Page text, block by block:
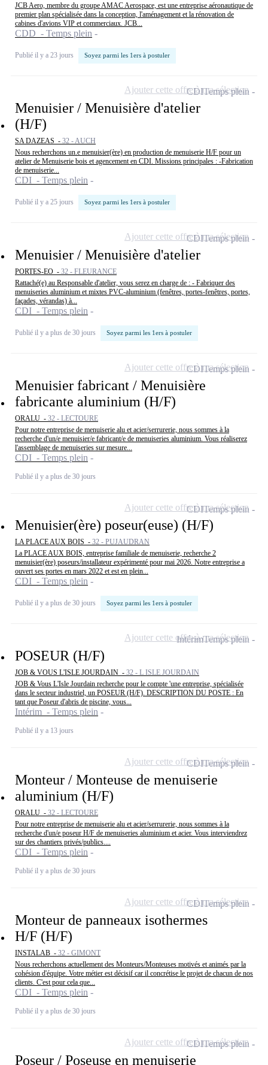
JCB Aero, membre du groupe AMAC Aerospace, est une entreprise aéronautique de
premier plan spécialisée dans la conception, l'aménagement et la rénovation de
cabines d'avions VIP et commerciaux. JCB...
CDD - Temps plein
Publié il y a 23 jours Soyez parmi les 1ers à postuler
Menuisier / Menuisière d'atelier
(H/F)
SA DAZEAS - 32 - AUCH
Nous recherchons un.e menuisier(ère) en production de menuiserie H/F pour un
atelier de Menuiserie bois et agencement en CDI. Missions principales : -Fabrication
de menuiserie...
CDI - Temps plein
Publié il y a 25 jours Soyez parmi les 1ers à postuler
CDITemps plein
Ajouter cette offre à ma sélection
Menuisier / Menuisière d'atelier
PORTES-EO - 32 - FLEURANCE
Rattaché(e) au Responsable d'atelier, vous serez en charge de : - Fabriquer des
menuiseries aluminium et mixtes PVC-aluminium (fenêtres, portes-fenêtres, portes,
façades, vérandas) à...
CDI - Temps plein
Publié il y a plus de 30 jours Soyez parmi les 1ers à postuler
CDITemps plein
Ajouter cette offre à ma sélection
Menuisier fabricant / Menuisière
fabricante aluminium (H/F)
ORALU - 32 - LECTOURE
Pour notre entreprise de menuiserie alu et acier/serrurerie, nous sommes à la
recherche d'un/e menuisier/e fabricant/e de menuiseries aluminium. Vous réaliserez
l'assemblage de menuiseries sur mesure...
CDI - Temps plein
Publié il y a plus de 30 jours
CDITemps plein
Ajouter cette offre à ma sélection
Menuisier(ère) poseur(euse) (H/F)
LA PLACE AUX BOIS - 32 - PUJAUDRAN
La PLACE AUX BOIS, entreprise familiale de menuiserie, recherche 2
menuisier(ère) poseurs/installateur expérimenté pour mai 2026. Notre entreprise a
ouvert ses portes en mars 2022 et est en plein...
CDI - Temps plein
Publié il y a plus de 30 jours Soyez parmi les 1ers à postuler
CDITemps plein
Ajouter cette offre à ma sélection
POSEUR (H/F)
JOB & VOUS L'ISLE JOURDAIN - 32 - L ISLE JOURDAIN
JOB & Vous L'Isle Jourdain recherche pour le compte 'une entreprise, spécialisée
dans le secteur industriel, un POSEUR (H/F). DESCRIPTION DU POSTE : En
tant que Poseur d'abris de piscine, vous...
Intérim - Temps plein
Publié il y a 13 jours
IntérimTemps plein
Ajouter cette offre à ma sélection
Monteur / Monteuse de menuiserie
aluminium (H/F)
ORALU - 32 - LECTOURE
Pour notre entreprise de menuiserie alu et acier/serrurerie, nous sommes à la
recherche d'un/e poseur H/F de menuiseries aluminium et acier. Vous interviendrez
sur des chantiers privés/publics....
CDI - Temps plein
Publié il y a plus de 30 jours
CDITemps plein
Ajouter cette offre à ma sélection
Monteur de panneaux isothermes
H/F (H/F)
INSTALAB - 32 - GIMONT
Nous recherchons actuellement des Monteurs/Monteuses motivés et animés par la
cohésion d'équipe. Votre métier est décisif car il concrétise le projet de chacun de nos
clients. C'est pour cela que...
CDI - Temps plein
Publié il y a plus de 30 jours
CDITemps plein
Ajouter cette offre à ma sélection
Poseur / Poseuse en menuiserie
CDITemps plein
Ajouter cette offre à ma sélection